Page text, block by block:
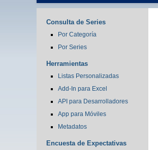
Consulta de Series
Por Categoría
Por Series
Herramientas
Listas Personalizadas
Add-In para Excel
API para Desarrolladores
App para Móviles
Metadatos
Encuesta de Expectativas